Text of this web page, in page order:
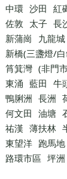
中環 沙田 紅
佐敦 太子 長
新蒲崗
九龍城
新橋(三盞燈/
筲箕灣 (非門
東涌 藍田 牛
鴨脷洲 長洲
何文田 油塘
祐漢 薄扶林
東望洋 跑馬地
路環市區 坪洲